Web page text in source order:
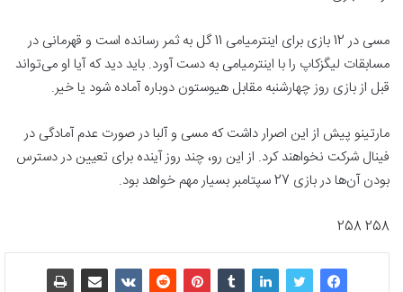
مسی در 12 بازی برای اینترمیامی 11 گل به ثمر رسانده است و قهرمانی در
مسابقات لیگزکاپ را با اینترمیامی به دست آورد. باید دید که آیا او می‌تواند
قبل از بازی روز چهارشنبه مقابل هیوستون دوباره آماده شود یا خیر.
مارتینو پیش از این اصرار داشت که مسی و آلبا در صورت عدم آمادگی در
فینال شرکت نخواهند کرد. از این رو، چند روز آینده برای تعیین در دسترس
بودن آن‌ها در بازی 27 سپتامبر بسیار مهم خواهد بود.
258 258